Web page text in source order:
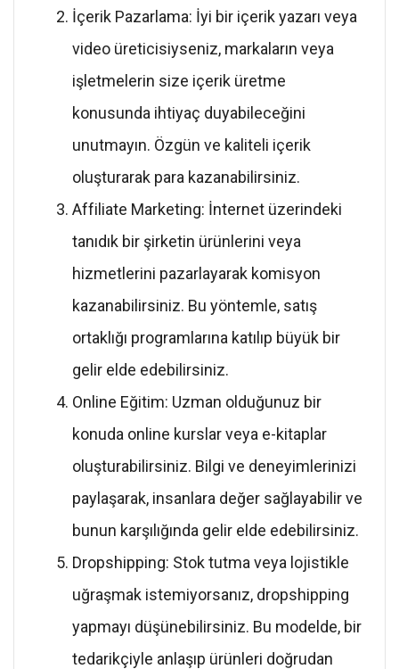
İçerik Pazarlama: İyi bir içerik yazarı veya
video üreticisiyseniz, markaların veya
işletmelerin size içerik üretme
konusunda ihtiyaç duyabileceğini
unutmayın. Özgün ve kaliteli içerik
oluşturarak para kazanabilirsiniz.
Affiliate Marketing: İnternet üzerindeki
tanıdık bir şirketin ürünlerini veya
hizmetlerini pazarlayarak komisyon
kazanabilirsiniz. Bu yöntemle, satış
ortaklığı programlarına katılıp büyük bir
gelir elde edebilirsiniz.
Online Eğitim: Uzman olduğunuz bir
konuda online kurslar veya e-kitaplar
oluşturabilirsiniz. Bilgi ve deneyimlerinizi
paylaşarak, insanlara değer sağlayabilir ve
bunun karşılığında gelir elde edebilirsiniz.
Dropshipping: Stok tutma veya lojistikle
uğraşmak istemiyorsanız, dropshipping
yapmayı düşünebilirsiniz. Bu modelde, bir
tedarikçiyle anlaşıp ürünleri doğrudan